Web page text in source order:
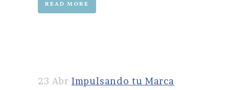
READ MORE
23 Abr Impulsando tu Marca